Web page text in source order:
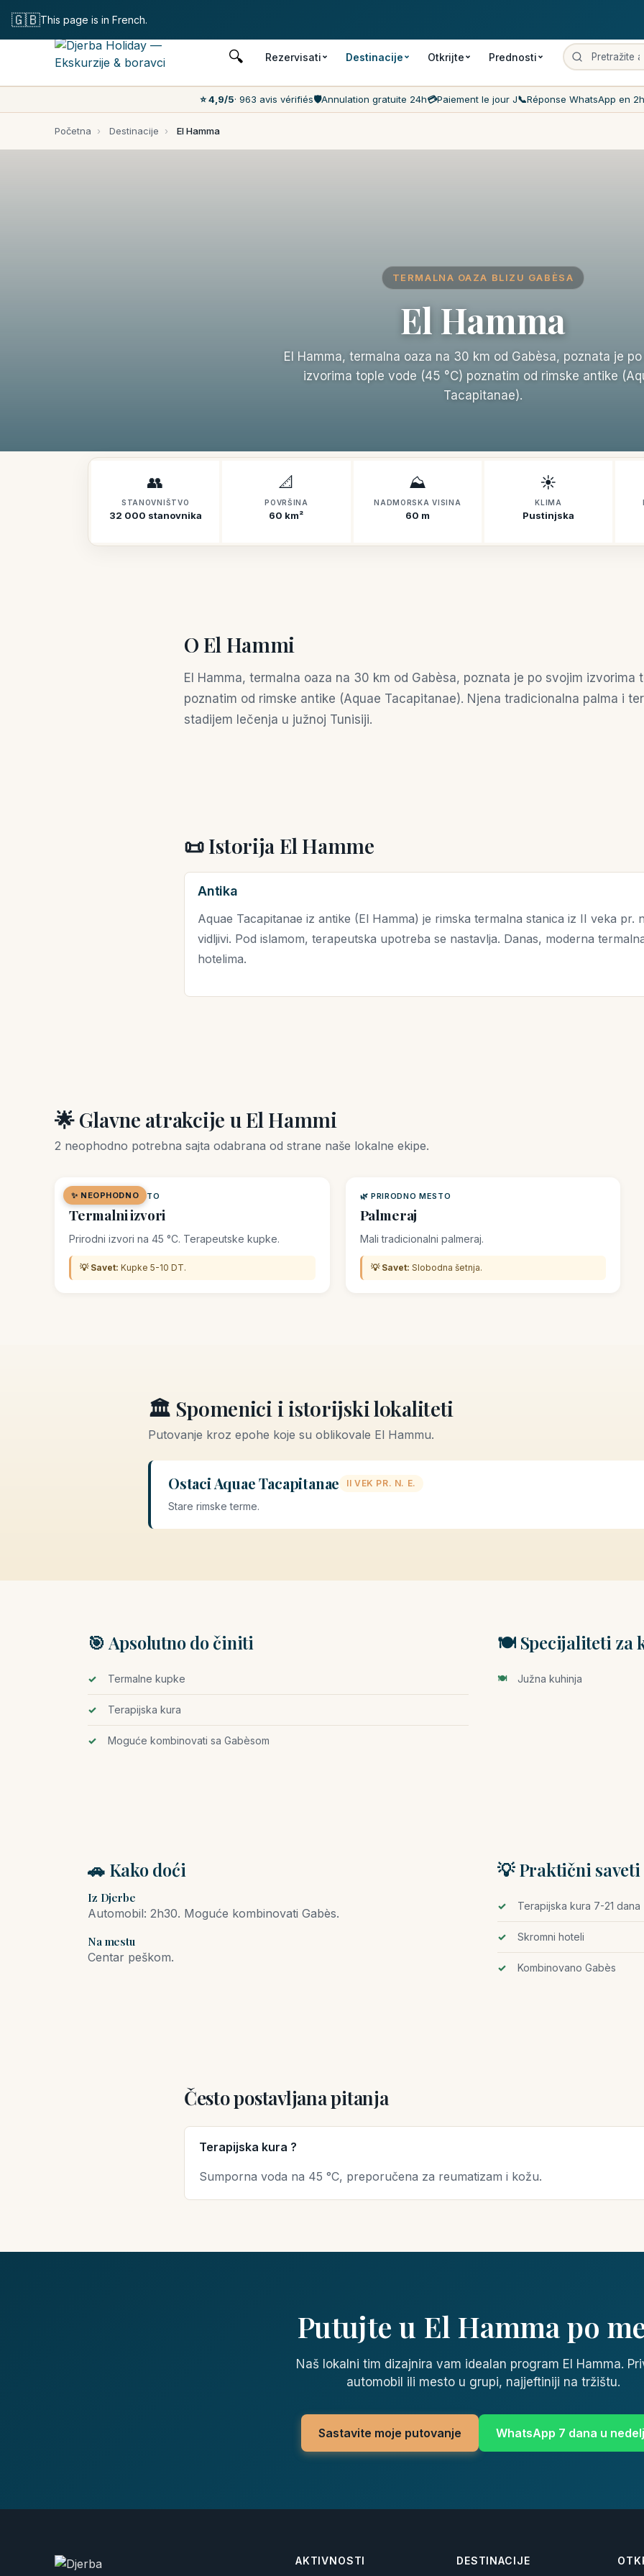
🔍 Rezervisati Destinacije Otkrijte Prednosti
⭐ 4,9/5· 963 avis vérifiés🛡️Annulation gratuite 24h💳Paiement le jour J📞Réponse WhatsApp en 2h
Početna › Destinacije › El Hamma
TERMALNA OAZA BLIZU GABÈSA
El Hamma
El Hamma, termalna oaza na 30 km od Gabèsa, poznata je
izvorima tople vode (45 °C) poznatim od rimske antike
Tacapitanae).
👥
STANOVNIŠTVO
32 000 stanovnika
📐
POVRŠINA
60 km²
⛰️
NADMORSKA VISINA
60 m
☀️
KLIMA
Pustinjska
O El Hammi
El Hamma, termalna oaza na 30 km od Gabèsa, poznata je po svojim izvorima
poznatim od rimske antike (Aquae Tacapitanae). Njena tradicionalna palma i
stadijem lečenja u južnoj Tunisiji.
📜 Istorija El Hamme
Antika
Aquae Tacapitanae iz antike (El Hamma) je rimska termalna stanica iz II veka pr.
vidljivi. Pod islamom, terapeutska upotreba se nastavlja. Danas, moderna
hotelima.
🌟 Glavne atrakcije u El Hammi
2 neophodno potrebna sajta odabrana od strane naše lokalne ekipe.
✨ NEOPHODNO
🌿 PRIRODNO MESTO
Termalni izvori
Prirodni izvori na 45 °C. Terapeutske kupke.
💡 Savet: Kupke 5-10 DT.
🌿 PRIRODNO MESTO
Palmeraj
Mali tradicionalni palmeraj.
💡 Savet: Slobodna šetnja.
🏛️ Spomenici i istorijski lokaliteti
Putovanje kroz epohe koje su oblikovale El Hammu.
Ostaci Aquae Tacapitanae II VEK PR. N. E.
Stare rimske terme.
🎯 Apsolutno do činiti
Termalne kupke
Terapijska kura
Moguće kombinovati sa Gabèsom
🍽️ Specijaliteti za
Južna kuhinja
🚗 Kako doći
Iz Djerbe
Automobil: 2h30. Moguće kombinovati Gabès.
Na mestu
Centar peškom.
💡 Praktični saveti
Terapijska kura 7-21 dana
Skromni hoteli
Kombinovano Gabès
Često postavljana pitanja
Terapijska kura ?
Sumporna voda na 45 °C, preporučena za reumatizam i kožu.
Putujte u El Hamma po
Naš lokalni tim dizajnira vam idealan program El Hamma.
automobil ili mesto u grupi, najjeftiniji na tržištu.
Sastavite moje putovanje WhatsApp 7 dana u
AKTIVNOSTI DESTINACIJE
🇬🇧This page is in French.